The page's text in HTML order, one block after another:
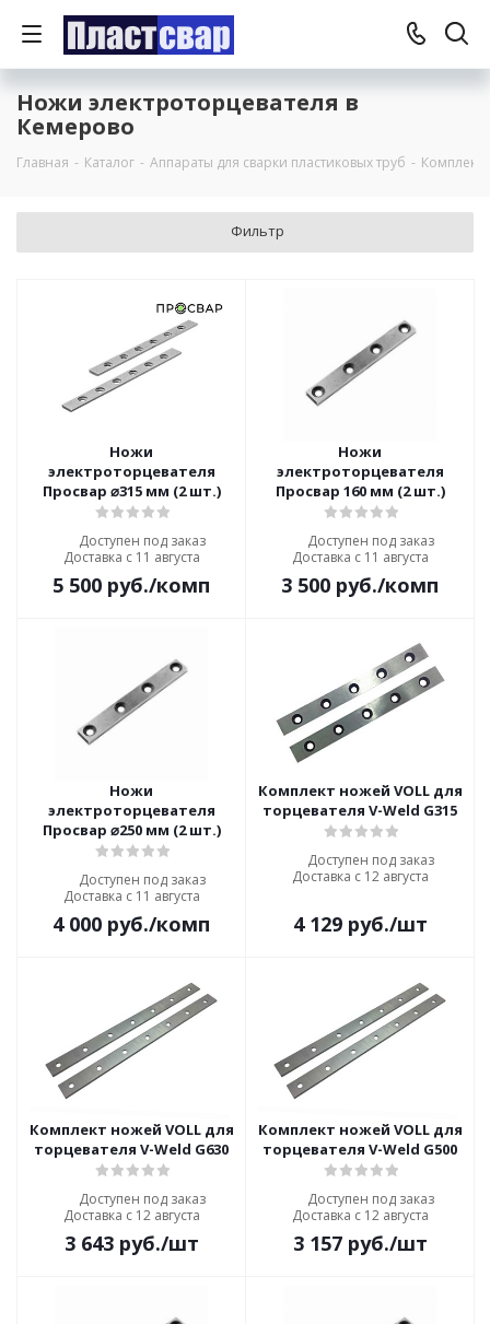
Ножи электроторцевателя в
Кемерово
Главная - Каталог - Аппараты для сварки пластиковых труб -
Фильтр
Ножи
электроторцевателя
Просвар ⌀315 мм (2 шт.)
Доступен под заказ
Доставка с 11 августа
5 500 руб./комп
Ножи
электроторцевателя
Просвар 160 мм (2 шт.)
Доступен под заказ
Доставка с 11 августа
3 500 руб./комп
Ножи
электроторцевателя
Просвар ⌀250 мм (2 шт.)
Доступен под заказ
Доставка с 11 августа
4 000 руб./комп
Комплект ножей VOLL для
торцевателя V-Weld G315
Доступен под заказ
Доставка с 12 августа
4 129руб./шт
Комплект ножей VOLL для
торцевателя V-Weld G630
Доступен под заказ
Доставка с 12 августа
3 643руб./шт
Комплект ножей VOLL для
торцевателя V-Weld G500
Доступен под заказ
Доставка с 12 августа
3 157руб./шт